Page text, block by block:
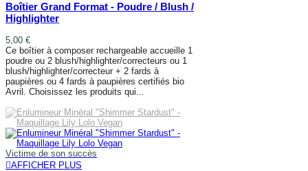
Boîtier Grand Format - Poudre / Blush /
Highlighter
5,00 €
Ce boîtier à composer rechargeable accueille 1
poudre ou 2 blush/highlighter/correcteurs ou 1
blush/highlighter/correcteur + 2 fards à
paupières ou 4 fards à paupières certifiés bio
Avril. Choisissez les produits qui...
Victime de son succès
AFFICHER PLUS